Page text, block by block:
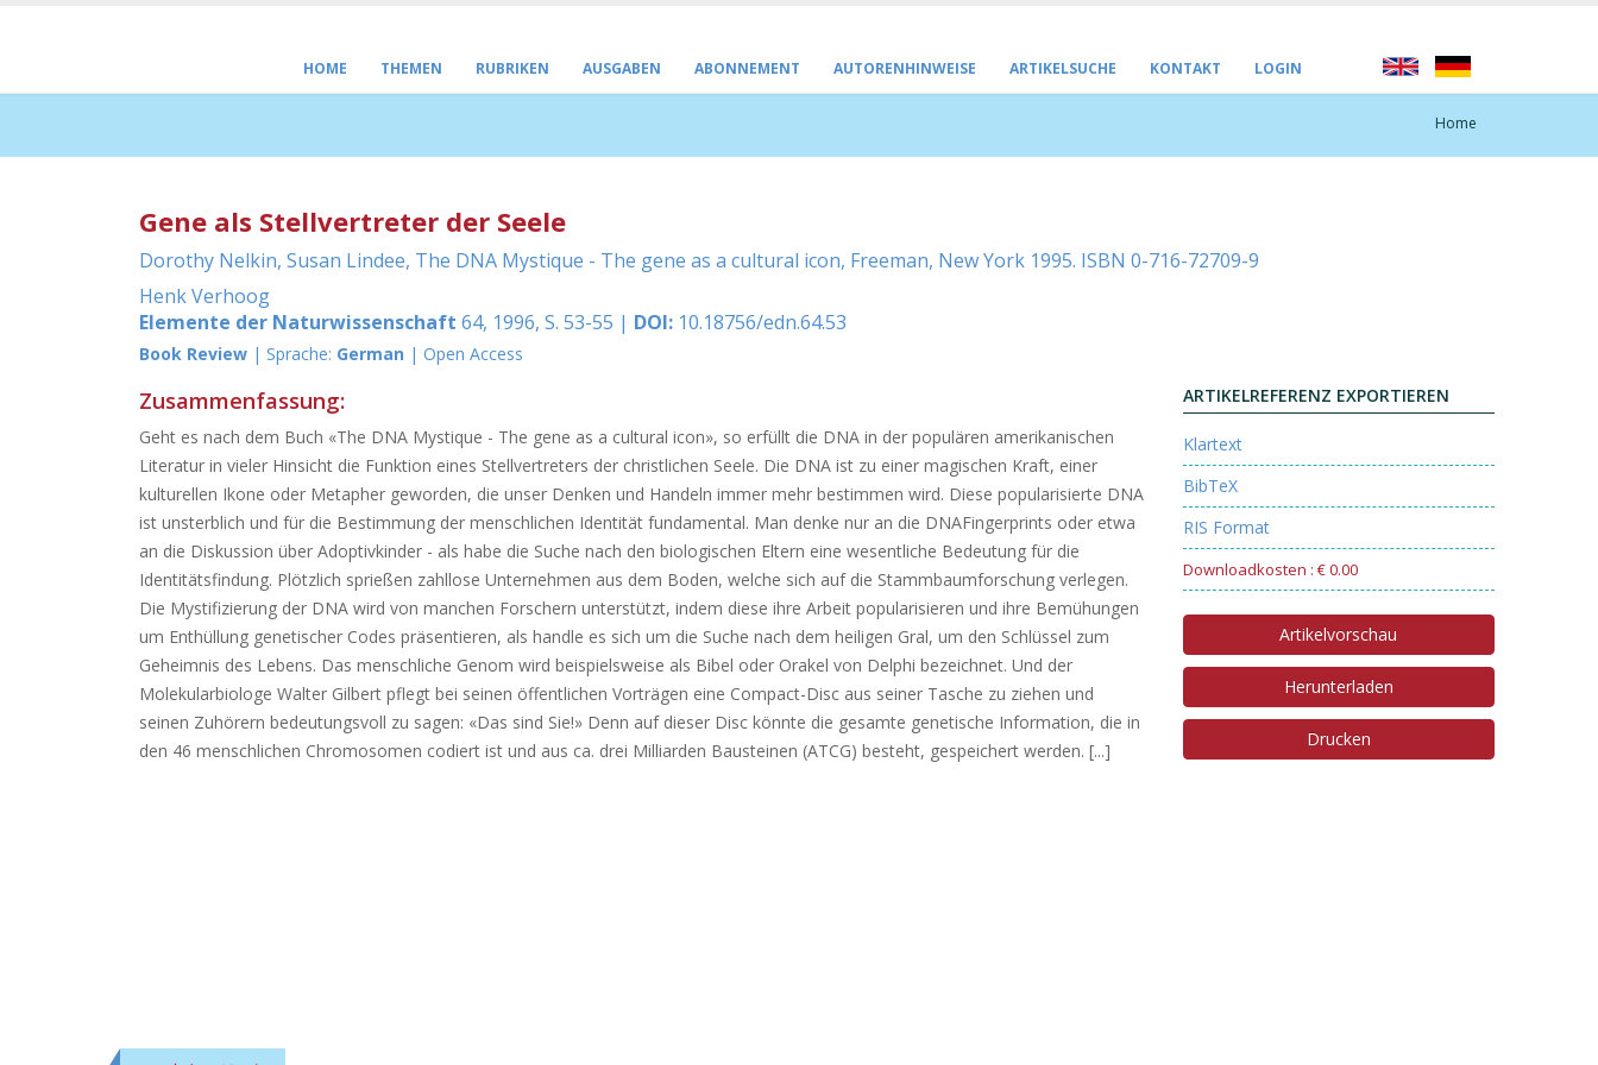
HOME THEMEN RUBRIKEN AUSGABEN ABONNEMENT AUTORENHINWEISE ARTIKELSUCHE KONTAKT LOGIN
Home
Gene als Stellvertreter der Seele
Dorothy Nelkin, Susan Lindee, The DNA Mystique - The gene as a cultural icon, Freeman, New York 1995. ISBN 0-716-72709-9
Henk Verhoog
Elemente der Naturwissenschaft 64, 1996, S. 53-55 | DOI: 10.18756/edn.64.53
Book Review | Sprache: German | Open Access
ARTIKELREFERENZ EXPORTIEREN
Klartext
BibTeX
RIS Format
Downloadkosten : € 0.00
Artikelvorschau
Herunterladen
Drucken
Zusammenfassung:
Geht es nach dem Buch «The DNA Mystique - The gene as a cultural icon», so erfüllt die DNA in der populären amerikanischen
Literatur in vieler Hinsicht die Funktion eines Stellvertreters der christlichen Seele. Die DNA ist zu einer magischen Kraft, einer
kulturellen Ikone oder Metapher geworden, die unser Denken und Handeln immer mehr bestimmen wird. Diese popularisierte DNA
ist unsterblich und für die Bestimmung der menschlichen Identität fundamental. Man denke nur an die DNAFingerprints oder etwa
an die Diskussion über Adoptivkinder - als habe die Suche nach den biologischen Eltern eine wesentliche Bedeutung für die
Identitätsfindung. Plötzlich sprießen zahllose Unternehmen aus dem Boden, welche sich auf die Stammbaumforschung verlegen.
Die Mystifizierung der DNA wird von manchen Forschern unterstützt, indem diese ihre Arbeit popularisieren und ihre Bemühungen
um Enthüllung genetischer Codes präsentieren, als handle es sich um die Suche nach dem heiligen Gral, um den Schlüssel zum
Geheimnis des Lebens. Das menschliche Genom wird beispielsweise als Bibel oder Orakel von Delphi bezeichnet. Und der
Molekularbiologe Walter Gilbert pflegt bei seinen öffentlichen Vorträgen eine Compact-Disc aus seiner Tasche zu ziehen und
seinen Zuhörern bedeutungsvoll zu sagen: «Das sind Sie!» Denn auf dieser Disc könnte die gesamte genetische Information, die in
den 46 menschlichen Chromosomen codiert ist und aus ca. drei Milliarden Bausteinen (ATCG) besteht, gespeichert werden. [...]